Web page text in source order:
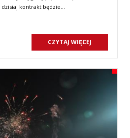
dzisiaj kontrakt będzie…
CZYTAJ WIĘCEJ